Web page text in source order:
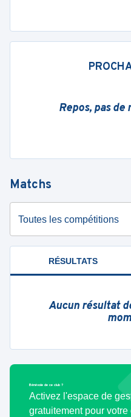
Repos, pas
Matchs
Toutes les compétitions
RÉSULTATS
Aucun résultat
Bénévole de ce club ?
Activez l'espace de
gratuitement pour votre